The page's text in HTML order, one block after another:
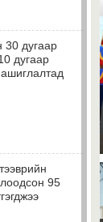
30 дугаар
дугаар
95